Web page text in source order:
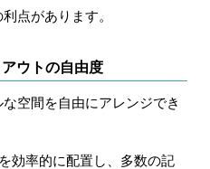
点があります。
ウトの自由度
空間を自由にアレンジでき
効率的に配置し、多数の記